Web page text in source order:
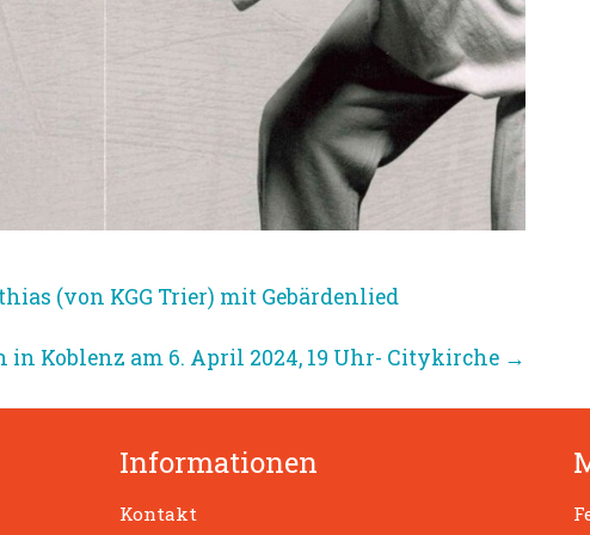
(von KGG Trier) mit Gebärdenlied
in Koblenz am 6. April 2024, 19 Uhr- Citykirche →
Informationen
Kontakt